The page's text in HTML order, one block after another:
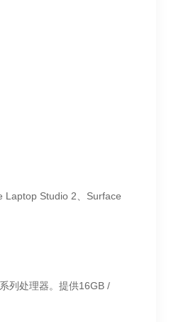
Laptop Studio 2、Surface
列处理器。提供16GB /